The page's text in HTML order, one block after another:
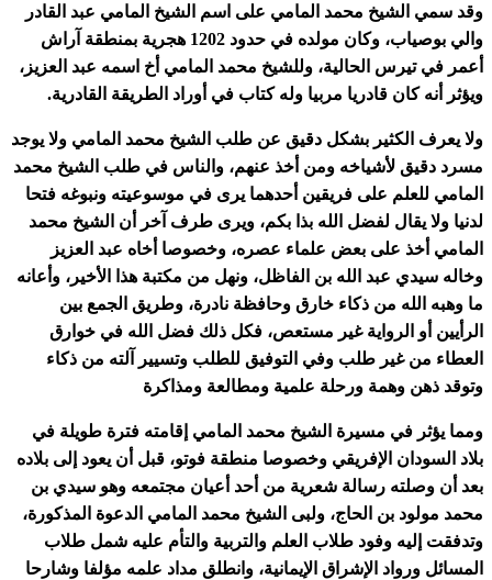
وقد سمي الشيخ محمد المامي على اسم الشيخ المامي عبد القادر
والي بوصياب، وكان مولده في حدود 1202 هجرية بمنطقة آراش
أعمر في تيرس الحالية، وللشيخ محمد المامي أخ اسمه عبد العزيز،
ويؤثر أنه كان قادريا مربيا وله كتاب في أوراد الطريقة القادرية.
ولا يعرف الكثير بشكل دقيق عن طلب الشيخ محمد المامي ولا يوجد
مسرد دقيق لأشياخه ومن أخذ عنهم، والناس في طلب الشيخ محمد
المامي للعلم على فريقين أحدهما يرى في موسوعيته ونبوغه فتحا
لدنيا ولا يقال لفضل الله بذا بكم، ويرى طرف آخر أن الشيخ محمد
المامي أخذ على بعض علماء عصره، وخصوصا أخاه عبد العزيز
وخاله سيدي عبد الله بن الفاظل، ونهل من مكتبة هذا الأخير، وأعانه
ما وهبه الله من ذكاء خارق وحافظة نادرة، وطريق الجمع بين
الرأيين أو الرواية غير مستعص، فكل ذلك فضل الله في خوارق
العطاء من غير طلب وفي التوفيق للطلب وتسيير آلته من ذكاء
وتوقد ذهن وهمة ورحلة علمية ومطالعة ومذاكرة
ومما يؤثر في مسيرة الشيخ محمد المامي إقامته فترة طويلة في
بلاد السودان الإفريقي وخصوصا منطقة فوتو، قبل أن يعود إلى بلاده
بعد أن وصلته رسالة شعرية من أحد أعيان مجتمعه وهو سيدي بن
محمد مولود بن الحاج، ولبى الشيخ محمد المامي الدعوة المذكورة،
وتدفقت إليه وفود طلاب العلم والتربية والتأم عليه شمل طلاب
المسائل ورواد الإشراق الإيمانية، وانطلق مداد علمه مؤلفا وشارحا